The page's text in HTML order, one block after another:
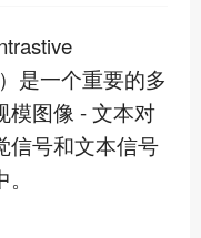
是一个重要的多
模图像 - 文本对
信号和文本信号